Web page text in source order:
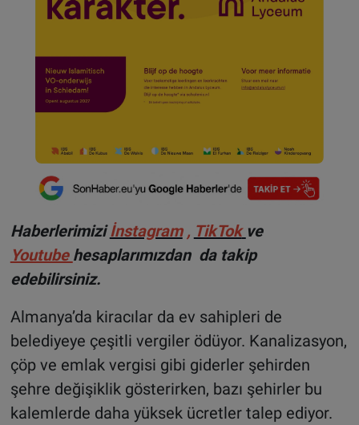
Haberlerimizi İnstagram , TikTok ve
Youtube hesaplarımızdan da takip
edebilirsiniz.
Almanya’da kiracılar da ev sahipleri de
belediyeye çeşitli vergiler ödüyor. Kanalizasyon,
çöp ve emlak vergisi gibi giderler şehirden
şehre değişiklik gösterirken, bazı şehirler bu
kalemlerde daha yüksek ücretler talep ediyor.